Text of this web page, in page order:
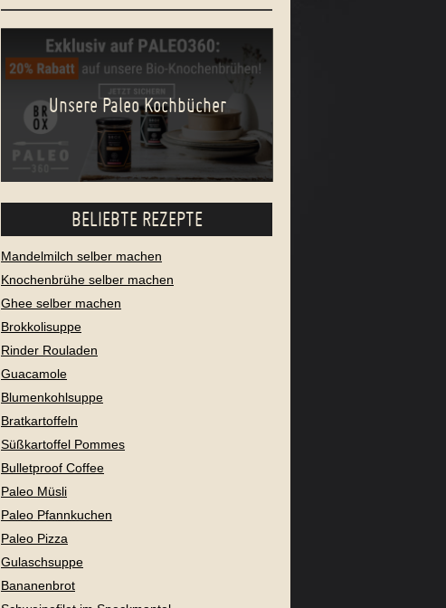
Unsere Paleo Kochbücher
BELIEBTE REZEPTE
Mandelmilch selber machen
Knochenbrühe selber machen
Ghee selber machen
Brokkolisuppe
Rinder Rouladen
Guacamole
Blumenkohlsuppe
Bratkartoffeln
Süßkartoffel Pommes
Bulletproof Coffee
Paleo Müsli
Paleo Pfannkuchen
Paleo Pizza
Gulaschsuppe
Bananenbrot